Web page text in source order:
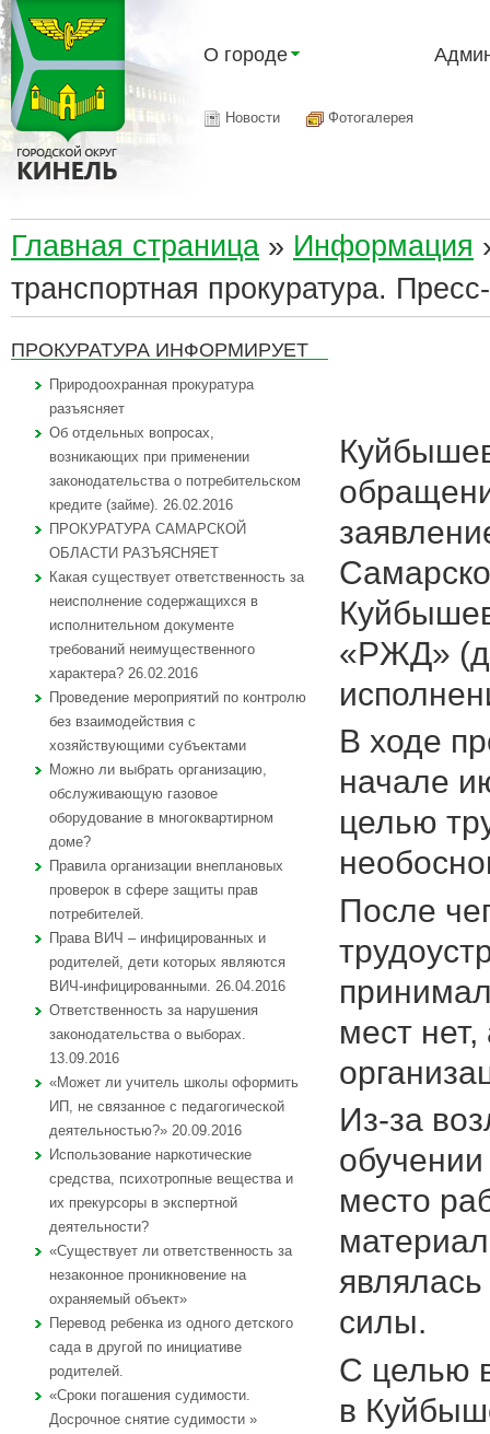
О городе
Новости Фотогалерея
Главная страница » Информация
транспортная прокуратура.
ПРОКУРАТУРА ИНФОРМИРУЕТ
Природоохранная прокуратура
разъясняет
Об отдельных вопросах,
возникающих при применении
законодательства о потребительском
кредите (займе). 26.02.2016
ПРОКУРАТУРА САМАРСКОЙ
ОБЛАСТИ РАЗЪЯСНЯЕТ
Какая существует ответственность за
неисполнение содержащихся в
исполнительном документе
требований неимущественного
характера? 26.02.2016
Проведение мероприятий по контролю
без взаимодействия с
хозяйствующими субъектами
Можно ли выбрать организацию,
обслуживающую газовое
оборудование в многоквартирном
доме?
Правила организации внеплановых
проверок в сфере защиты прав
потребителей.
Права ВИЧ – инфицированных и
родителей, дети которых являются
ВИЧ-инфицированными. 26.04.2016
Ответственность за нарушения
законодательства о выборах.
13.09.2016
«Может ли учитель школы оформить
ИП, не связанное с педагогической
деятельностью?» 20.09.2016
Использование наркотические
средства, психотропные вещества и
их прекурсоры в экспертной
деятельности?
«Существует ли ответственность за
незаконное проникновение на
охраняемый объект»
Перевод ребенка из одного детского
сада в другой по инициативе
родителей.
«Сроки погашения судимости.
Досрочное снятие судимости »
«РЖД»
В ходе
начале
целью
После
мест
Из-за
место
силы.
С целью
в